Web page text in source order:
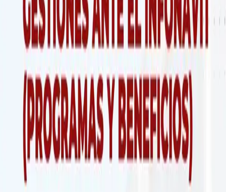
SITIMM CEFORMA
詳細を表示
プライベート
February 13, 2026
普通組合評議会総会 2026 年 2 月
SITIMM は、包括的、多元的、進歩的、民主的、超党派の組織
であり、法的規定を完全に遵守し、経済、教育、社会、文化、
スポーツ、コミュニケーションといったプログラムの適用を通
じて会員とその家族の継続的な向上を促進します。また、同様
の目的を持つ公的機関や民間機関と連携して、社会における若
者と女性の育成とリーダーシップを促進しています。 LIC。ア
レハンドロ・ランゲル・セゴビア、レターヘッドに記載されて
いる組合書記長としての立場で、私は細心の注意を払って手紙
を書き、当社の法定規則第 25 条、パラグラフ a) に従って、